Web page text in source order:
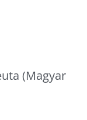
(Magyar